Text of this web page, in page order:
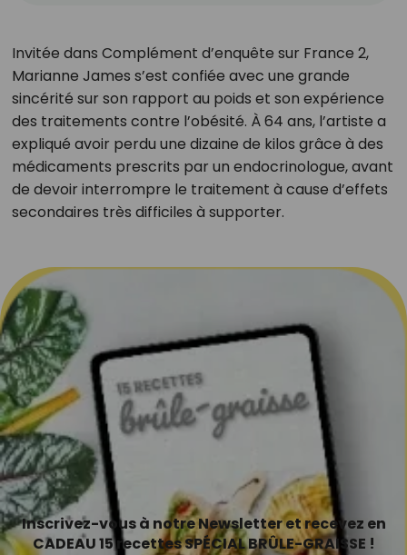
Invitée dans Complément d’enquête sur France 2,
Marianne James s’est confiée avec une grande
sincérité sur son rapport au poids et son expérience
des traitements contre l’obésité. À 64 ans, l’artiste a
expliqué avoir perdu une dizaine de kilos grâce à des
médicaments prescrits par un endocrinologue, avant
de devoir interrompre le traitement à cause d’effets
secondaires très difficiles à supporter.
Inscrivez-vous à notre Newsletter et recevez en
CADEAU 15 recettes SPÉCIAL BRÛLE-GRAISSE !